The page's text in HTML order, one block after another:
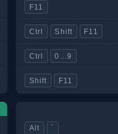
F11
Ctrl Shift F11
Ctrl 0...9
Shift F11
Alt `